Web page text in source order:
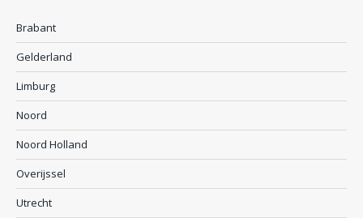
Brabant
Gelderland
Limburg
Noord
Noord Holland
Overijssel
Utrecht